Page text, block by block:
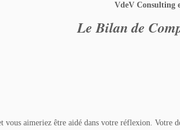
VdeV Consulting
Le Bilan de
aimeriez être aidé dans votre réflexion. Votre